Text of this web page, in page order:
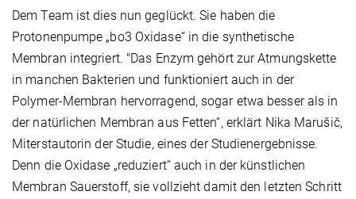
Dem Team ist dies nun geglückt. Sie haben die
Protonenpumpe „bo3 Oxidase“ in die synthetische
Membran integriert. "Das Enzym gehört zur Atmungskette
in manchen Bakterien und funktioniert auch in der
Polymer-Membran hervorragend, sogar etwa besser als in
der natürlichen Membran aus Fetten“, erklärt Nika Marušič,
Miterstautorin der Studie, eines der Studienergebnisse.
Denn die Oxidase „reduziert“ auch in der künstlichen
Membran Sauerstoff, sie vollzieht damit den letzten Schritt